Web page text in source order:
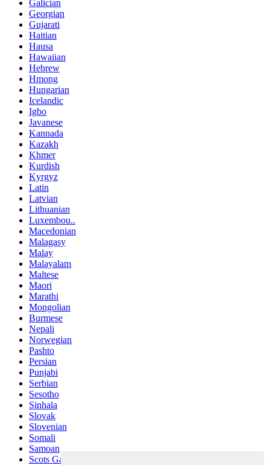
Galician
Georgian
Gujarati
Haitian
Hausa
Hawaiian
Hebrew
Hmong
Hungarian
Icelandic
Igbo
Javanese
Kannada
Kazakh
Khmer
Kurdish
Kyrgyz
Latin
Latvian
Lithuanian
Luxembou..
Macedonian
Malagasy
Malay
Malayalam
Maltese
Maori
Marathi
Mongolian
Burmese
Nepali
Norwegian
Pashto
Persian
Punjabi
Serbian
Sesotho
Sinhala
Slovak
Slovenian
Somali
Samoan
Scots Gaelic